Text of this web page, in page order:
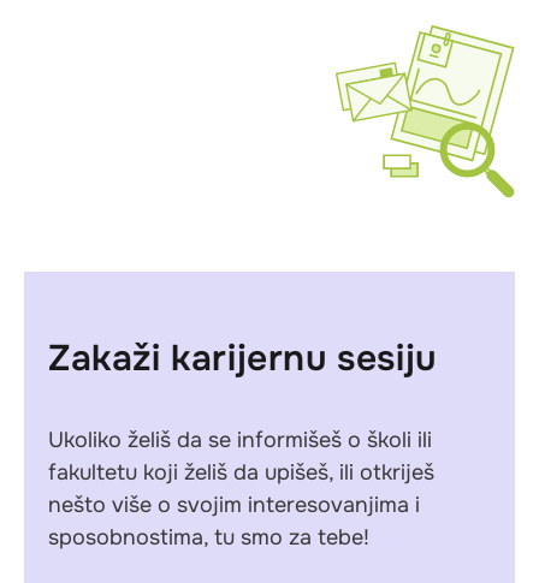
Zakaži karijernu sesiju
Ukoliko želiš da se informišeš o školi ili
fakultetu koji želiš da upišeš, ili otkriješ
nešto više o svojim interesovanjima i
sposobnostima, tu smo za tebe!